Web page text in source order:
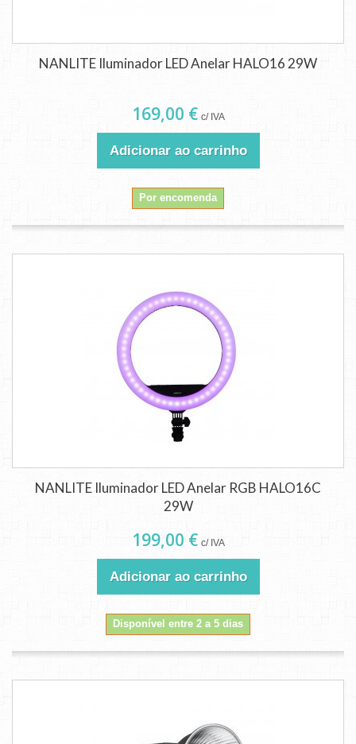
NANLITE Iluminador LED Anelar HALO16 29W
169,00 € c/ IVA
Adicionar ao carrinho
Por encomenda
NANLITE Iluminador LED Anelar RGB HALO16C
29W
199,00 € c/ IVA
Adicionar ao carrinho
Disponível entre 2 a 5 dias